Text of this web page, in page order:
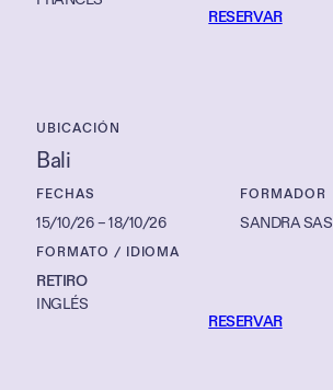
RESERVAR
UBICACIÓN
Bali
FECHAS
15/10/26 –18/10/26
FORMADOR
SANDRA SAS
FORMATO / IDIOMA
RETIRO
INGLÉS
RESERVAR